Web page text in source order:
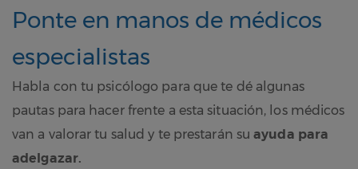
Ponte en manos de médicos
especialistas
Habla con tu psicólogo para que te dé algunas
pautas para hacer frente a esta situación, los médicos
van a valorar tu salud y te prestarán suayuda para
adelgazar.